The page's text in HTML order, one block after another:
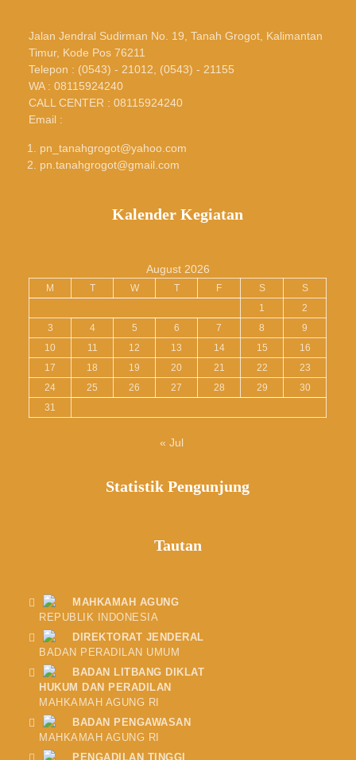
Jalan Jendral Sudirman No. 19, Tanah Grogot, Kalimantan
Timur, Kode Pos 76211
Telepon : (0543) - 21012, (0543) - 21155
WA : 08115924240
CALL CENTER : 08115924240
Email :
pn_tanahgrogot@yahoo.com
pn.tanahgrogot@gmail.com
Kalender Kegiatan
August 2026
M T W T F S
S
1
2
3
4 5 6 7 8
9
10
11 12 13 14 15
16
17
18 19 20 21 22
23
24
25 26 27 28 29
30
31
« Jul
Statistik Pengunjung
Tautan
MAHKAMAH AGUNG
REPUBLIK INDONESIA
DIREKTORAT JENDERAL
BADAN PERADILAN UMUM
BADAN LITBANG DIKLAT
HUKUM DAN PERADILAN
MAHKAMAH AGUNG RI
BADAN PENGAWASAN
MAHKAMAH AGUNG RI
PENGADILAN TINGGI